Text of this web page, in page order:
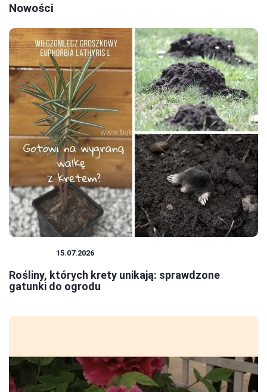
Nowości
15.07.2026
Rośliny, których krety unikają: sprawdzone
gatunki do ogrodu